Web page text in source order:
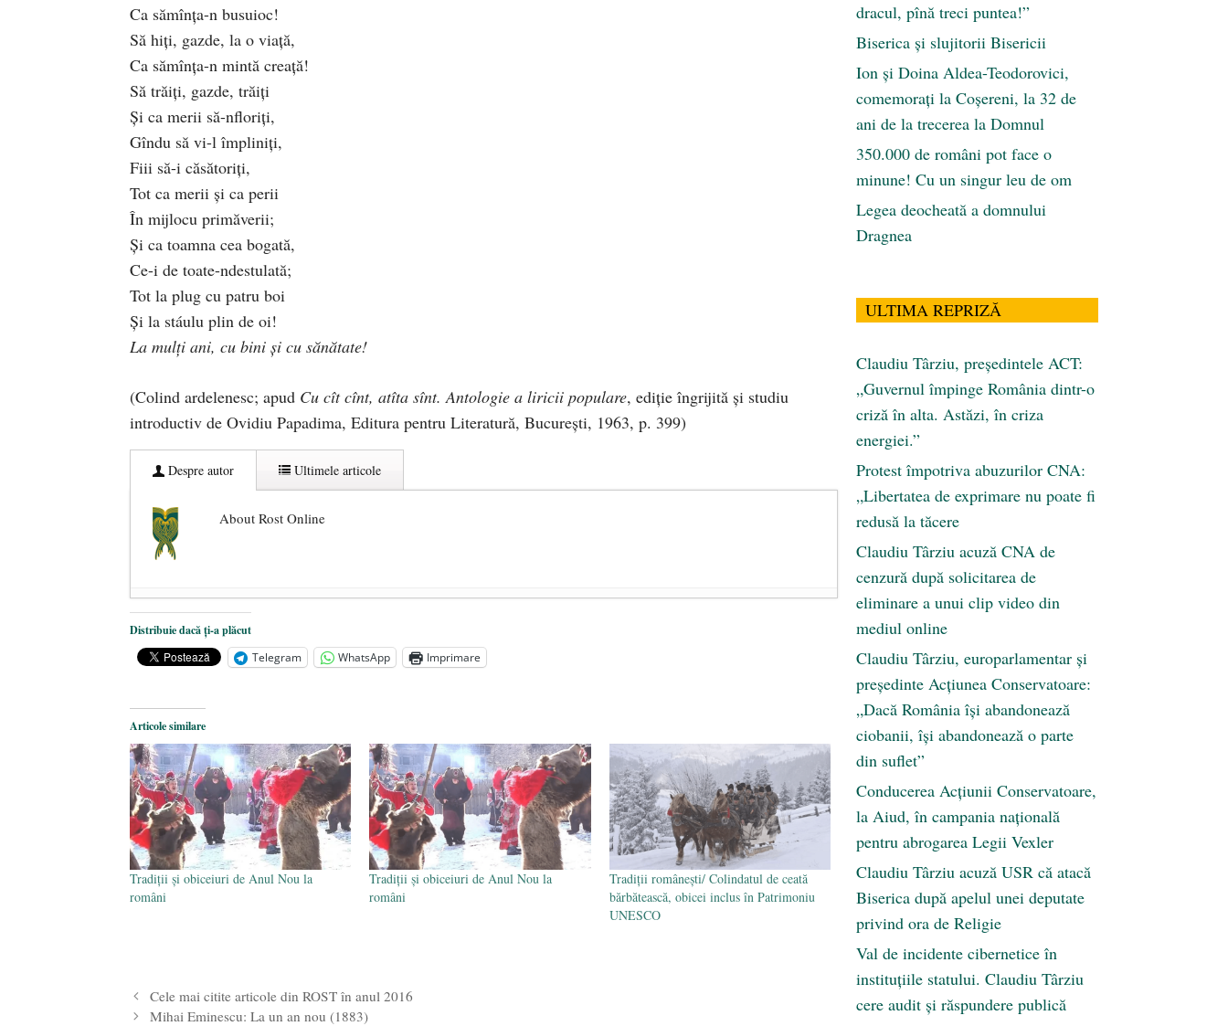
Ca sămînța-n busuioc!
Să hiți, gazde, la o viață,
Ca sămînța-n mintă creață!
Să trăiți, gazde, trăiți
Și ca merii să-nfloriți,
Gîndu să vi-l împliniți,
Fiii să-i căsătoriți,
Tot ca merii și ca perii
În mijlocu primăverii;
Și ca toamna cea bogată,
Ce-i de toate-ndestulată;
Tot la plug cu patru boi
Și la stáulu plin de oi!
La mulți ani, cu bini și cu sănătate!
(Colind ardelenesc; apud Cu cît cînt, atîta sînt. Antologie a liricii populare, ediție îngrijită și studiu
introductiv de Ovidiu Papadima, Editura pentru Literatură, București, 1963, p. 399)
Despre autor Ultimele articole
About Rost Online
Dezvăluiri cutremurătoare despre președintele Ucrainei, Volodymyr Zelensky
Statul care servește Națiunea - 21 aprilie 2026
Legea Vexler produce efecte. Bustul poetului Octavian Goga, înlăturat din Iași
Distribuie dacă ți-a plăcut
Telegram
WhatsApp Imprimare
Articole similare
Tradiţii şi obiceiuri de Anul Nou la
români
Tradiţii şi obiceiuri de Anul Nou la
români
Tradiții românești/ Colindatul de ceată
bărbătească, obicei inclus în Patrimoniu
UNESCO
Cele mai citite articole din ROST în anul 2016
Mihai Eminescu: La un an nou (1883)
dracul, pînă treci puntea!”
Biserica și slujitorii Bisericii
Ion și Doina Aldea-Teodorovici,
comemorați la Coșereni, la 32 de
ani de la trecerea la Domnul
350.000 de români pot face o
minune! Cu un singur leu de om
Legea deocheată a domnului
Dragnea
ULTIMA REPRIZĂ
Claudiu Târziu, președintele ACT:
„Guvernul împinge România dintr-o
criză în alta. Astăzi, în criza
energiei.”
Protest împotriva abuzurilor CNA:
„Libertatea de exprimare nu poate fi
redusă la tăcere
Claudiu Târziu acuză CNA de
cenzură după solicitarea de
eliminare a unui clip video din
mediul online
Claudiu Târziu, europarlamentar și
președinte Acțiunea Conservatoare:
„Dacă România își abandonează
ciobanii, își abandonează o parte
din suflet”
Conducerea Acțiunii Conservatoare,
la Aiud, în campania națională
pentru abrogarea Legii Vexler
Claudiu Târziu acuză USR că atacă
Biserica după apelul unei deputate
privind ora de Religie
Val de incidente cibernetice în
instituțiile statului. Claudiu Târziu
cere audit și răspundere publică